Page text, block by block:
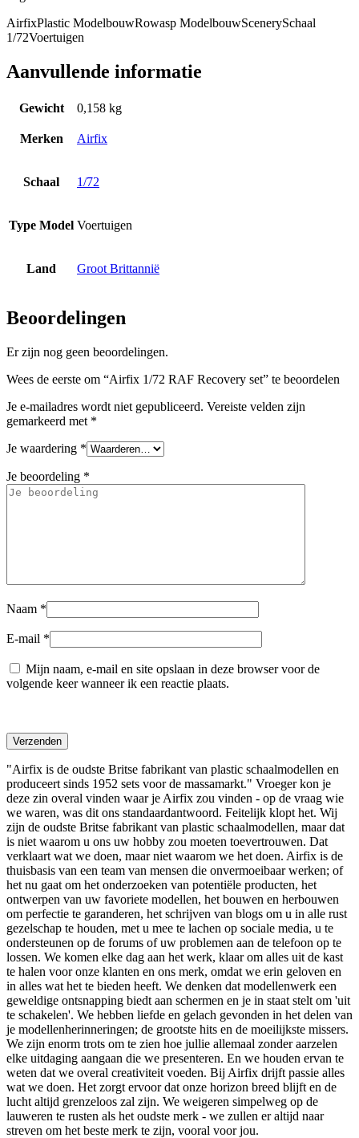
AirfixPlastic ModelbouwRowasp ModelbouwScenerySchaal
1/72Voertuigen
Aanvullende informatie
Gewicht 0,158 kg
Merken Airfix
Schaal 1/72
Type Model Voertuigen
Land Groot Brittannië
Beoordelingen
Er zijn nog geen beoordelingen.
Wees de eerste om “Airfix 1/72 RAF Recovery set” te beoordelen
Je e-mailadres wordt niet gepubliceerd. Vereiste velden zijn
gemarkeerd met *
Je waardering *
Je beoordeling *
Naam *
E-mail *
Mijn naam, e-mail en site opslaan in deze browser voor de
volgende keer wanneer ik een reactie plaats.
"Airfix is ​​de oudste Britse fabrikant van plastic schaalmodellen en
produceert sinds 1952 sets voor de massamarkt." Vroeger kon je
deze zin overal vinden waar je Airfix zou vinden - op de vraag wie
we waren, was dit ons standaardantwoord. Feitelijk klopt het. Wij
zijn de oudste Britse fabrikant van plastic schaalmodellen, maar dat
is niet waarom u ons uw hobby zou moeten toevertrouwen. Dat
verklaart wat we doen, maar niet waarom we het doen. Airfix is ​​de
thuisbasis van een team van mensen die onvermoeibaar werken; of
het nu gaat om het onderzoeken van potentiële producten, het
ontwerpen van uw favoriete modellen, het bouwen en herbouwen
om perfectie te garanderen, het schrijven van blogs om u in alle rust
gezelschap te houden, met u mee te lachen op sociale media, u te
ondersteunen op de forums of uw problemen aan de telefoon op te
lossen. We komen elke dag aan het werk, klaar om alles uit de kast
te halen voor onze klanten en ons merk, omdat we erin geloven en
in alles wat het te bieden heeft. We denken dat modellenwerk een
geweldige ontsnapping biedt aan schermen en je in staat stelt om 'uit
te schakelen'. We hebben liefde en gelach gevonden in het delen van
je modellenherinneringen; de grootste hits en de moeilijkste missers.
We zijn enorm trots om te zien hoe jullie allemaal zonder aarzelen
elke uitdaging aangaan die we presenteren. En we houden ervan te
weten dat we overal creativiteit voeden. Bij Airfix drijft passie alles
wat we doen. Het zorgt ervoor dat onze horizon breed blijft en de
lucht altijd grenzeloos zal zijn. We weigeren simpelweg op de
lauweren te rusten als het oudste merk - we zullen er altijd naar
streven om het beste merk te zijn, vooral voor jou.